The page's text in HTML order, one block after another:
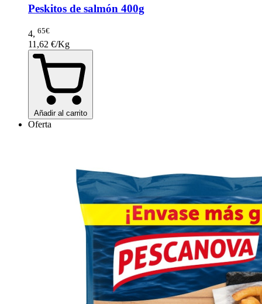
Peskitos de salmón 400g
4, 65€
11,62 €/Kg
Añadir al carrito
Oferta